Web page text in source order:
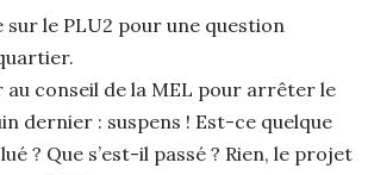
sur le PLU2 pour une question
conseil de la MEL pour arrêter le
dernier : suspens ! Est-ce quelque
? Que s’est-il passé ? Rien, le projet